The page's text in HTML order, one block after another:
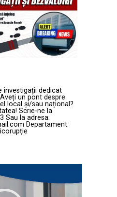
investigații dedicat
un pont despre
local și/sau național?
Scrie-ne la
Sau la adresa:
Departament